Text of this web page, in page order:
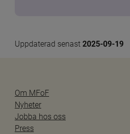
Uppdaterad senast 2025-09-19
Om MFoF
Nyheter
Jobba hos oss
Press